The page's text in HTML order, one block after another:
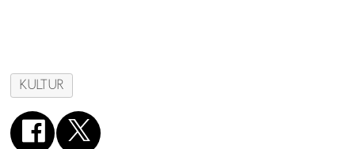
KULTUR